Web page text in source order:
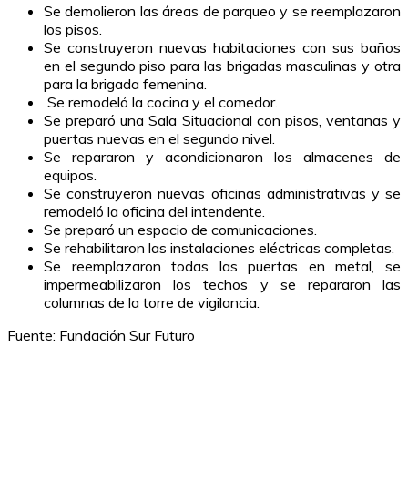
Se demolieron las áreas de parqueo y se reemplazaron
los pisos.
Se construyeron nuevas habitaciones con sus baños
en el segundo piso para las brigadas masculinas y otra
para la brigada femenina.
Se remodeló la cocina y el comedor.
Se preparó una Sala Situacional con pisos, ventanas y
puertas nuevas en el segundo nivel.
Se repararon y acondicionaron los almacenes de
equipos.
Se construyeron nuevas oficinas administrativas y se
remodeló la oficina del intendente.
Se preparó un espacio de comunicaciones.
Se rehabilitaron las instalaciones eléctricas completas.
Se reemplazaron todas las puertas en metal, se
impermeabilizaron los techos y se repararon las
columnas de la torre de vigilancia.
Fuente: Fundación Sur Futuro